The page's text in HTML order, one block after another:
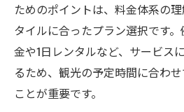
格安レンタサイクル活
法
シェアサイクル料金を
電動自転車や乗り捨て対応
ためのポイントは、料金体系の
タイルに合ったプラン選択です
金や1日レンタルなど、サービス
るため、観光の予定時間に合わ
ことが重要です。